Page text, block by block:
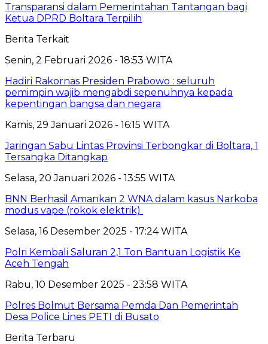
Transparansi dalam Pemerintahan Tantangan bagi
Ketua DPRD Boltara Terpilih
Berita Terkait
Senin, 2 Februari 2026 - 18:53 WITA
Hadiri Rakornas Presiden Prabowo : seluruh
pemimpin wajib mengabdi sepenuhnya kepada
kepentingan bangsa dan negara
Kamis, 29 Januari 2026 - 16:15 WITA
Jaringan Sabu Lintas Provinsi Terbongkar di Boltara, 1
Tersangka Ditangkap
Selasa, 20 Januari 2026 - 13:55 WITA
BNN Berhasil Amankan 2 WNA dalam kasus Narkoba
modus vape (rokok elektrik)
Selasa, 16 Desember 2025 - 17:24 WITA
Polri Kembali Saluran 2,1 Ton Bantuan Logistik Ke
Aceh Tengah
Rabu, 10 Desember 2025 - 23:58 WITA
Polres Bolmut Bersama Pemda Dan Pemerintah
Desa Police Lines PETI di Busato
Berita Terbaru